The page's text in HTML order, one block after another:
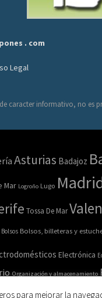
. com
Legal
caracter informativo, no es
Asturias Badajoz
Mar Logroño Lugo
Tossa De Mar
Bolsos Bolsos, billeteras y
Electrónica
Organización y almacenamiento
calcetines Ropa y
para mejorar la